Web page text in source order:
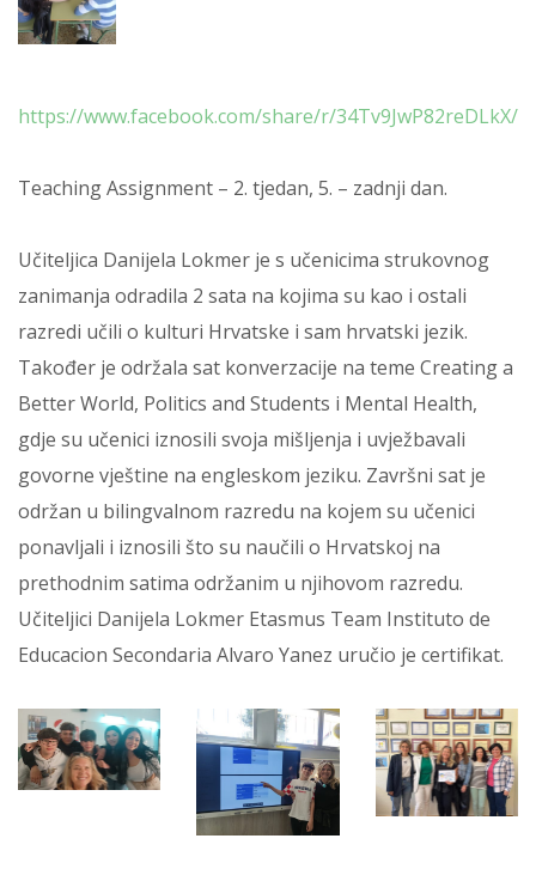
https://www.facebook.com/share/r/34Tv9JwP82reDLkX/
Teaching Assignment – 2. tjedan, 5. – zadnji dan.
Učiteljica Danijela Lokmer je s učenicima strukovnog
zanimanja odradila 2 sata na kojima su kao i ostali
razredi učili o kulturi Hrvatske i sam hrvatski jezik.
Također je održala sat konverzacije na teme Creating a
Better World, Politics and Students i Mental Health,
gdje su učenici iznosili svoja mišljenja i uvježbavali
govorne vještine na engleskom jeziku. Završni sat je
održan u bilingvalnom razredu na kojem su učenici
ponavljali i iznosili što su naučili o Hrvatskoj na
prethodnim satima održanim u njihovom razredu.
Učiteljici Danijela Lokmer Etasmus Team Instituto de
Educacion Secondaria Alvaro Yanez uručio je certifikat.